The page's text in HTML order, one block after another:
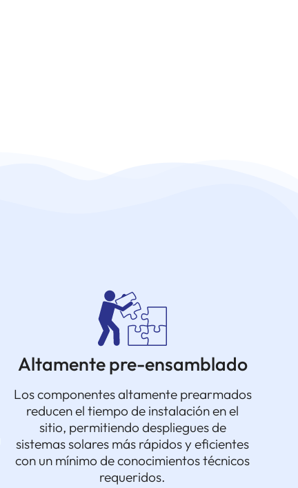
Altamente pre-ensamblado
Los componentes altamente prearmados
reducen el tiempo de instalación en el
sitio, permitiendo despliegues de
sistemas solares más rápidos y eficientes
con un mínimo de conocimientos técnicos
requeridos.